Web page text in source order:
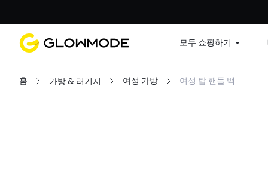
모두 쇼핑하기
홈 가방 & 러기지 여성 가방 여성 탑 핸들 백